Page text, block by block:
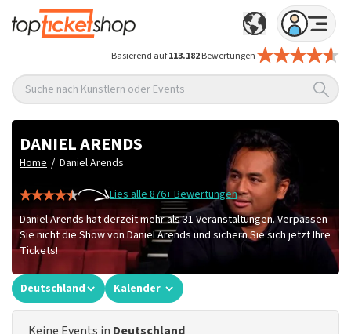
Basierend auf113.182Bewertungen
Suche nach Künstlern oder Events
DANIEL ARENDS
Home / Daniel Arends
Lies alle 876+ Bewertungen
Daniel Arends hat derzeit mehr als 31 Veranstaltungen. Verpassen
Sie nicht die Show von Daniel Arends und sichern Sie sich jetzt Ihre
Tickets!
Deutschland Kalender